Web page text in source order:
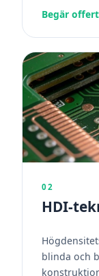
Begär offert
02
HDI-
blinda och